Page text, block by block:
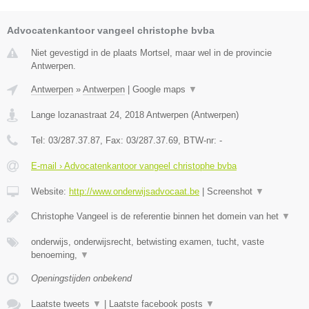
Advocatenkantoor vangeel christophe bvba
Niet gevestigd in de plaats Mortsel, maar wel in de provincie
Antwerpen.
Antwerpen » Antwerpen Google maps ▼
Lange lozanastraat 24 2018 Antwerpen (Antwerpen)
Tel: 03/287.37.87 , Fax: 03/287.37.69 , BTW-nr: -
E-mail › Advocatenkantoor vangeel christophe bvba
Website: http://www.onderwijsadvocaat.be Screenshot ▼
Christophe Vangeel is de referentie binnen het domein van het ▼
onderwijs, onderwijsrecht, betwisting examen, tucht, vaste
benoeming,
▼
Openingstijden onbekend
Laatste tweets ▼ Laatste facebook posts ▼